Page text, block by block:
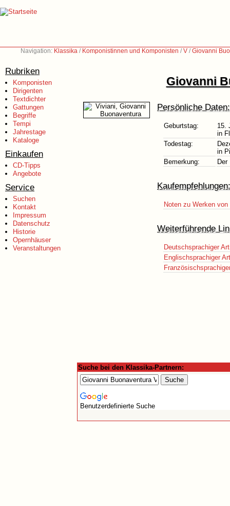
Navigation: Klassika / Komponistinnen und Komponisten /V /Giovanni
Rubriken
Komponisten
Dirigenten
Textdichter
Gattungen
Begriffe
Tempi
Jahrestage
Kataloge
Einkaufen
CD-Tipps
Angebote
Service
Suchen
Kontakt
Impressum
Datenschutz
Historie
Opernhäuser
Veranstaltungen
Giovanni
Persönliche Daten:
Geburtstag:
15.
in
Todestag:
in
Bemerkung:
Kaufempfehlungen:
Noten zu Werken
Weiterführende
Deutschsprachiger
Englischsprachiger
Suche bei den Klassika-Partnern:
Benutzerdefinierte Suche